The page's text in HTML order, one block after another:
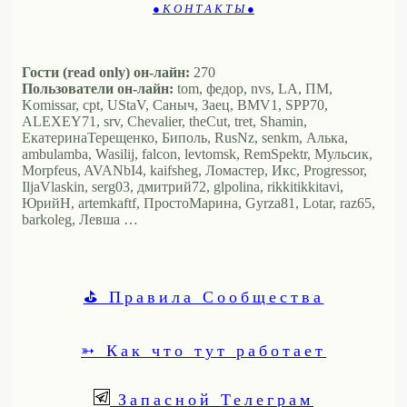
● К О Н Т А К Т Ы ●
Гости (read only) он-лайн: 270
Пользователи он-лайн: tom, федор, nvs, LA, ПМ,
Komissar, cpt, UStaV, Саныч, Заец, BMV1, SPP70,
ALEXEY71, srv, Chevalier, theCut, tret, Shamin,
ЕкатеринаТерещенко, Биполь, RusNz, senkm, Алька,
ambulamba, Wasilij, falcon, levtomsk, RemSpektr, Мульсик,
Morpfeus, AVANbI4, kaifsheg, Ломастер, Икс, Progressor,
IljaVlaskin, serg03, дмитрий72, glpolina, rikkitikkitavi,
ЮрийН, artemkaftf, ПростоМарина, Gyrza81, Lotar, raz65,
barkoleg, Левша …
⛳ Правила Сообщества
➳ Как что тут работает
Запасной Телеграм